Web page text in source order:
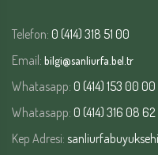
Telefon: 0 (414) 318 51 00
Email: bilgi@sanliurfa.bel.tr
Whatasapp: 0 (414) 153 00 00
Whatasapp: 0 (414) 316 08 62
Kep Adresi: